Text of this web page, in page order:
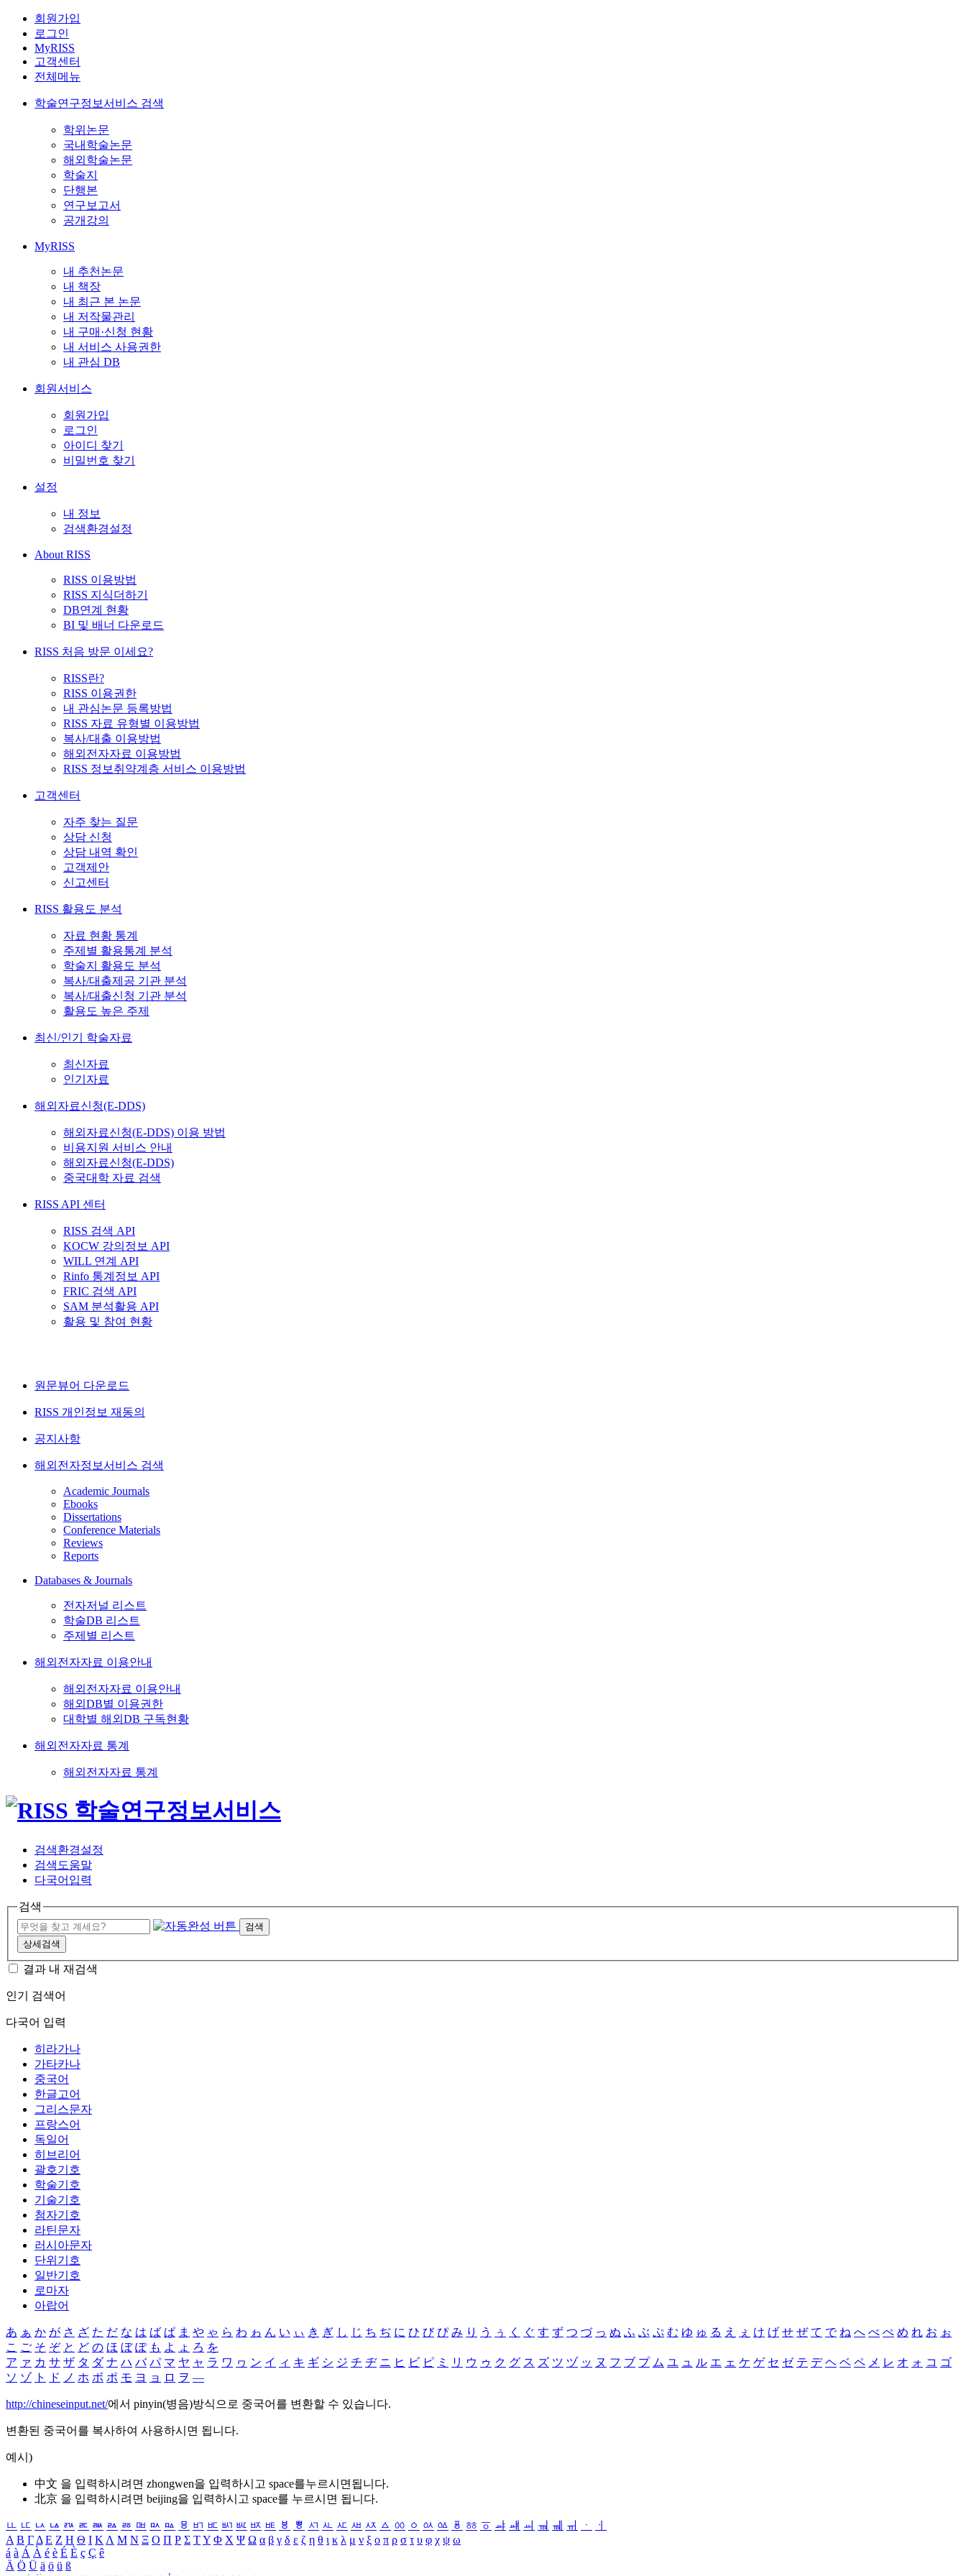
회원가입
로그인
MyRISS
고객센터
전체메뉴
학술연구정보서비스 검색
학위논문
국내학술논문
해외학술논문
학술지
단행본
연구보고서
공개강의
MyRISS
내 추천논문
내 책장
내 최근 본 논문
내 저작물관리
내 구매·신청 현황
내 서비스 사용권한
내 관심 DB
회원서비스
회원가입
로그인
아이디 찾기
비밀번호 찾기
설정
내 정보
검색환경설정
About RISS
RISS 이용방법
RISS 지식더하기
DB연계 현황
BI 및 배너 다운로드
RISS 처음 방문 이세요?
RISS란?
RISS 이용권한
내 관심논문 등록방법
RISS 자료 유형별 이용방법
복사/대출 이용방법
해외전자자료 이용방법
RISS 정보취약계층 서비스 이용방법
고객센터
자주 찾는 질문
상담 신청
상담 내역 확인
고객제안
신고센터
RISS 활용도 분석
자료 현황 통계
주제별 활용통계 분석
학술지 활용도 분석
복사/대출제공 기관 분석
복사/대출신청 기관 분석
활용도 높은 주제
최신/인기 학술자료
최신자료
인기자료
해외자료신청(E-DDS)
해외자료신청(E-DDS) 이용 방법
비용지원 서비스 안내
해외자료신청(E-DDS)
중국대학 자료 검색
RISS API 센터
RISS 검색 API
KOCW 강의정보 API
WILL 연계 API
Rinfo 통계정보 API
FRIC 검색 API
SAM 분석활용 API
활용 및 참여 현황
원문뷰어 다운로드
RISS 개인정보 재동의
공지사항
해외전자정보서비스 검색
Academic Journals
Ebooks
Dissertations
Conference Materials
Reviews
Reports
Databases & Journals
전자저널 리스트
학술DB 리스트
주제별 리스트
해외전자자료 이용안내
해외전자자료 이용안내
해외DB별 이용권한
대학별 해외DB 구독현황
해외전자자료 통계
해외전자자료 통계
검색환경설정
검색도움말
다국어입력
검색
검색
상세검색
결과 내 재검색
인기 검색어
다국어 입력
히라가나
가타카나
중국어
한글고어
그리스문자
프랑스어
독일어
히브리어
괄호기호
학술기호
기술기호
첨자기호
라틴문자
러시아문자
단위기호
일반기호
로마자
아랍어
あ ぁ か が さ ざ た だ な は ば ぱ ま や ゃ ら わ ゎ ん い ぃ き ぎ し じ ち ぢ に ひ び ぴ み り う ぅ く ぐ す ず つ づ っ ぬ ふ ぶ ぷ む ゆ ゅ る え ぇ け げ せ ぜ て で ね へ べ ぺ め れ お ぉ
こ ご そ ぞ と ど の ほ ぼ ぽ も よ ょ ろ を
ア ァ カ サ ザ タ ダ ナ ハ バ パ マ ヤ ャ ラ ワ ヮ ン イ ィ キ ギ シ ジ チ ヂ ニ ヒ ビ ピ ミ リ ウ ゥ ク グ ス ズ ツ ヅ ッ ヌ フ ブ プ ム ユ ュ ル エ ェ ケ ゲ セ ゼ テ デ ヘ ベ ペ メ レ オ ォ コ ゴ
ソ ゾ ト ド ノ ホ ボ ポ モ ヨ ョ ロ ヲ ―
http://chineseinput.net/에서 pinyin(병음)방식으로 중국어를 변환할 수 있습니다.
변환된 중국어를 복사하여 사용하시면 됩니다.
예시)
中文 을 입력하시려면 zhongwen을 입력하시고 space를누르시면됩니다.
北京 을 입력하시려면 beijing을 입력하시고 space를 누르시면 됩니다.
ㅥ ㅦ ㅧ ㅨ ㅩ ㅪ ㅫ ㅬ ㅭ ㅮ ㅯ ㅰ ㅱ ㅲ ㅳ ㅴ ㅵ ㅶ ㅷ ㅸ ㅹ ㅺ ㅻ ㅼ ㅽ ㅾ ㅿ ㆀ ㆁ ㆂ ㆃ ㆄ ㆅ ㆆ ㆇ ㆈ ㆉ ㆊ ㆋ ㆌ ㆍ
ㆎ
Α Β ΓΔ Ε Ζ Η Θ Ι ΚΛ Μ Ν Ξ Ο Π Ρ Σ ΤΥ Φ Χ Ψ Ω α β γ δ ε ζ η θ ι κ λ μ ν ξ ο π ρ σ τ υ φ χ ψ ω
á à Á À é è É È ç Ç ê
Ä Ö Ü ä ö ü ß